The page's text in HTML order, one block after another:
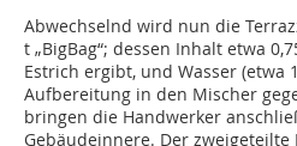
Abwechselnd wird nun die
t „BigBag“; dessen Inhalt etwa
Estrich ergibt, und Wasser (etwa
Aufbereitung in den Mischer
bringen die Handwerker
Gebäudeinnere. Der